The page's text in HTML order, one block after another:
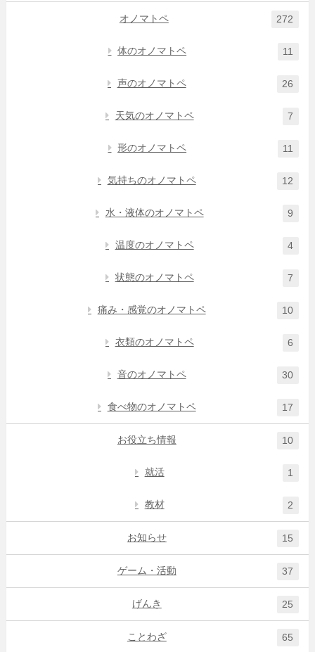
オノマトペ 272
体のオノマトペ 11
声のオノマトペ 26
天気のオノマトペ 7
形のオノマトペ 11
気持ちのオノマトペ 12
水・液体のオノマトペ 9
温度のオノマトペ 4
状態のオノマトペ 7
痛み・感覚のオノマトペ 10
衣類のオノマトペ 6
音のオノマトペ 30
食べ物のオノマトペ 17
お役立ち情報 10
就活 1
教材 2
お知らせ 15
ゲーム・活動 37
げんき 25
ことわざ 65